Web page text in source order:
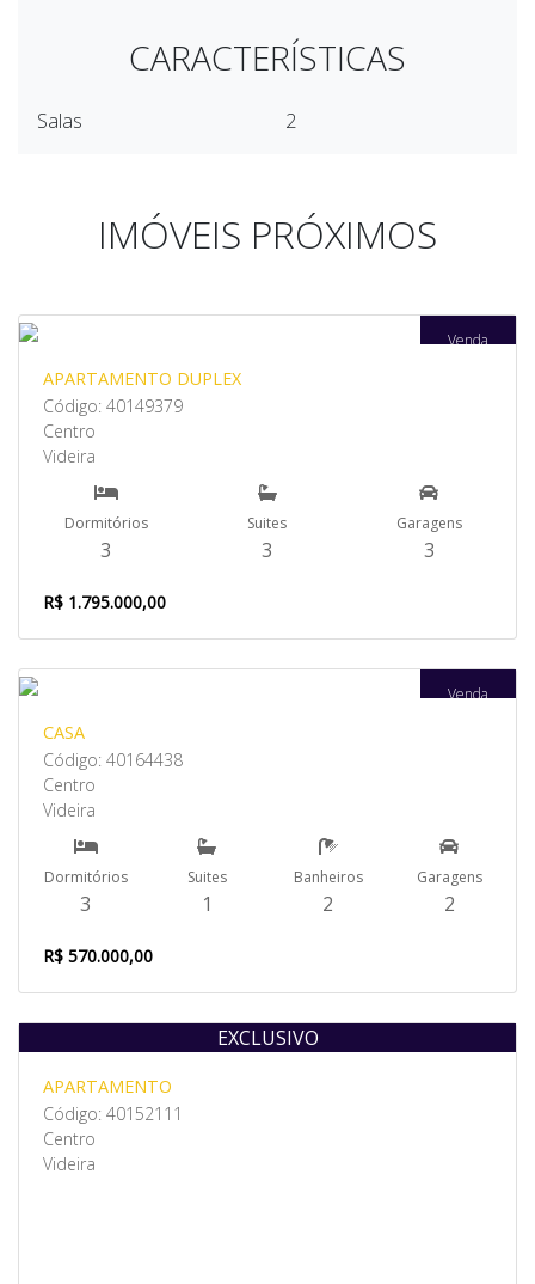
CARACTERÍSTICAS
Salas 2
IMÓVEIS PRÓXIMOS
Venda
APARTAMENTO DUPLEX
Código: 40149379
Centro
Videira
Dormitórios
3
Suites
3
Garagens
3
R$ 1.795.000,00
Venda
CASA
Código: 40164438
Centro
Videira
Dormitórios
3
Suites
1
Banheiros
2
Garagens
2
R$ 570.000,00
Venda
EXCLUSIVO
APARTAMENTO
Código: 40152111
Centro
Videira